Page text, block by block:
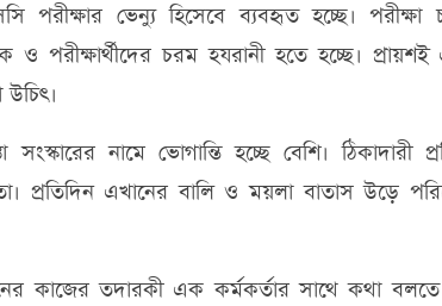
পরীক্ষার ভেন্যু হিসেবে ব্যবহৃত হচ্ছে। পরীক্ষা
ও পরীক্ষার্থীদের চরম হযরানী হতে হচ্ছে।
নামে ভোগান্তি হচ্ছে বেশি। ঠিকাদারী
প্রতিদিন এখানের বালি ও ময়লা বাতাস উড়ে
কাজের তদারকী এক কর্মকর্তার সাথে কথা